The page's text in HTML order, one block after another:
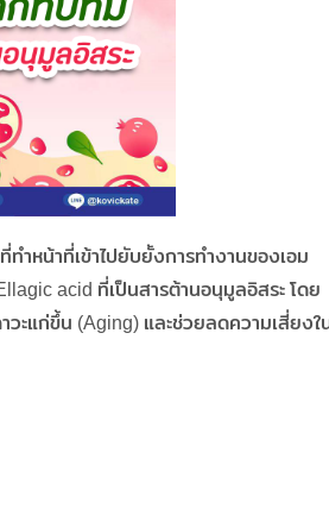
ำหน้าที่เข้าไปยับยั้งการทำงานของเอม
acid ที่เป็นสารต้านอนุมูลอิสระ โดย
วะแก่ขึ้น (Aging) และช่วยลดความเสี่ยงใ